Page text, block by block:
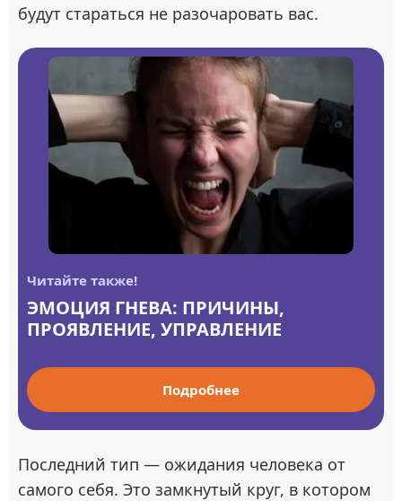
будут стараться не разочаровать вас.
Читайте также!
ЭМОЦИЯ ГНЕВА: ПРИЧИНЫ,
ПРОЯВЛЕНИЕ, УПРАВЛЕНИЕ
Подробнее
Последний тип — ожидания человека от
самого себя. Это замкнутый круг, в котором